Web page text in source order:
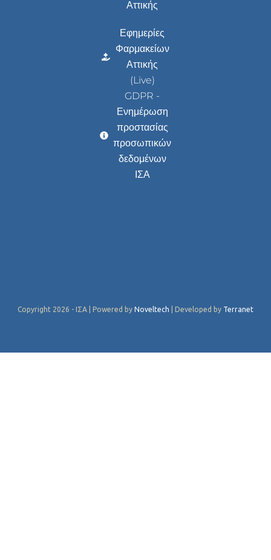
Αττικής
Εφημερίες
Φαρμακείων
Αττικής
(Live)
GDPR -
Ενημέρωση
προστασίας
προσωπικών
δεδομένων
ΙΣΑ
Copyright 2026 - ΙΣΑ | Powered by Noveltech | Developed by Terranet